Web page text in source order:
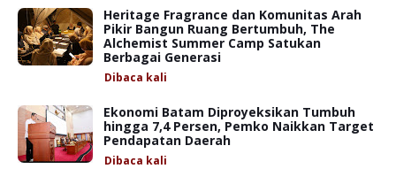
Heritage Fragrance dan Komunitas Arah
Pikir Bangun Ruang Bertumbuh, The
Alchemist Summer Camp Satukan
Berbagai Generasi
Dibaca kali
Ekonomi Batam Diproyeksikan Tumbuh
hingga 7,4 Persen, Pemko Naikkan Target
Pendapatan Daerah
Dibaca kali